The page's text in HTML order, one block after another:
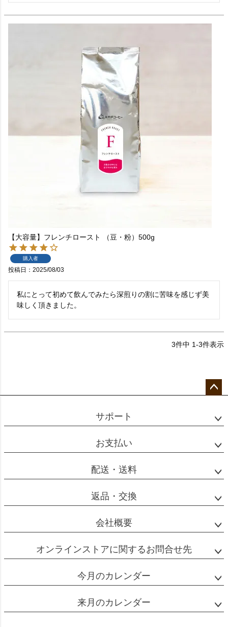
【大容量】フレンチロースト （豆・粉）500g
購入者
投稿日 2025/08/03
私にとって初めて飲んでみたら深煎りの割に苦味を感じず美
味しく頂きました。
3件中 1-3件表示
ップ
サポート
お支払い
配送・送料
返品・交換
会社概要
オンラインストアに関するお問合せ先
今月のカレンダー
来月のカレンダー